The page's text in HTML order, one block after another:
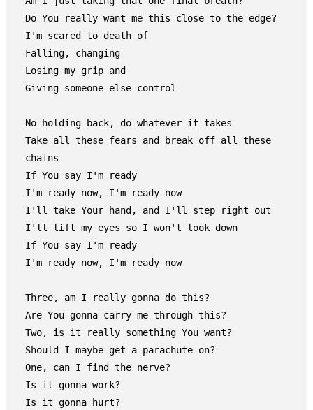
Do You really want me this close to the edge?
I'm scared to death of
Falling, changing
Losing my grip and
Giving someone else control
No holding back, do whatever it takes
Take all these fears and break off all these
chains
If You say I'm ready
I'm ready now, I'm ready now
I'll take Your hand, and I'll step right out
I'll lift my eyes so I won't look down
If You say I'm ready
I'm ready now, I'm ready now
Three, am I really gonna do this?
Are You gonna carry me through this?
Two, is it really something You want?
Should I maybe get a parachute on?
One, can I find the nerve?
Is it gonna work?
Is it gonna hurt?
Keresés: